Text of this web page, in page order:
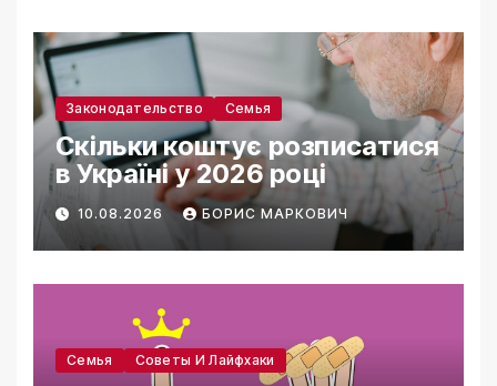
Законодательство Семья
Скільки коштує розписатися
в Україні у 2026 році
10.08.2026 БОРИС МАРКОВИЧ
Семья Советы И Лайфхаки